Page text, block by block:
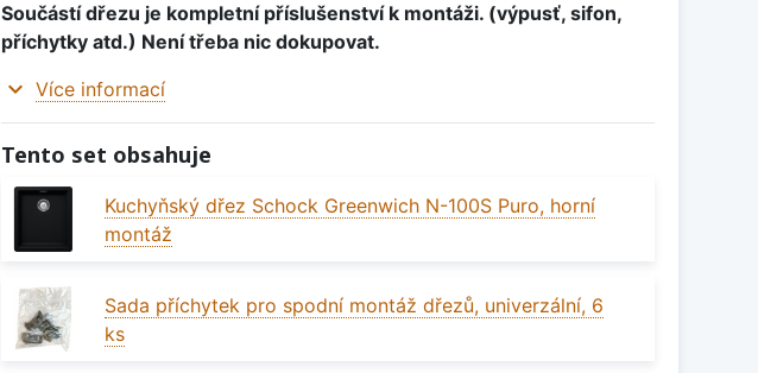
Součástí dřezu je kompletní příslušenství k montáži. (výpusť, sifon,
příchytky atd.) Není třeba nic dokupovat.
expand_more Více informací
Tento set obsahuje
Kuchyňský dřez Schock Greenwich N-100S Puro, horní
montáž
Sada příchytek pro spodní montáž dřezů, univerzální, 6
ks